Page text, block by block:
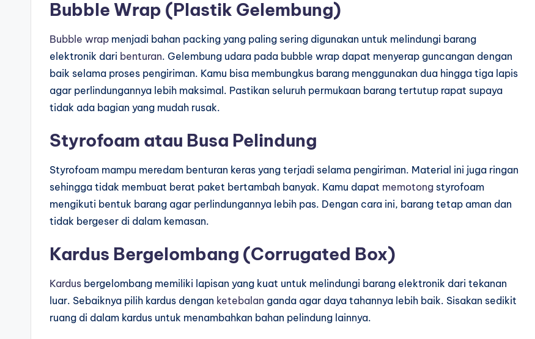
Bubble Wrap (Plastik Gelembung)
Bubble wrap menjadi bahan packing yang paling sering digunakan untuk melindungi barang
elektronik dari benturan. Gelembung udara pada bubble wrap dapat menyerap guncangan dengan
baik selama proses pengiriman. Kamu bisa membungkus barang menggunakan dua hingga tiga lapis
agar perlindungannya lebih maksimal. Pastikan seluruh permukaan barang tertutup rapat supaya
tidak ada bagian yang mudah rusak.
Styrofoam atau Busa Pelindung
Styrofoam mampu meredam benturan keras yang terjadi selama pengiriman. Material ini juga ringan
sehingga tidak membuat berat paket bertambah banyak. Kamu dapat memotong styrofoam
mengikuti bentuk barang agar perlindungannya lebih pas. Dengan cara ini, barang tetap aman dan
tidak bergeser di dalam kemasan.
Kardus Bergelombang (Corrugated Box)
Kardus bergelombang memiliki lapisan yang kuat untuk melindungi barang elektronik dari tekanan
luar. Sebaiknya pilih kardus dengan ketebalan ganda agar daya tahannya lebih baik. Sisakan sedikit
ruang di dalam kardus untuk menambahkan bahan pelindung lainnya.